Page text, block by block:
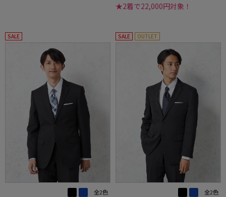
★2着で22,000円対象！
SALE
全2色
SALE OUTLET
全2色